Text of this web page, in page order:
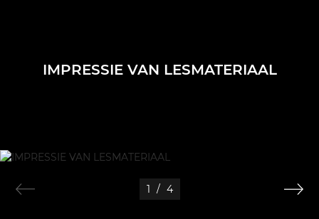
IMPRESSIE VAN LESMATERIAAL
1 / 4